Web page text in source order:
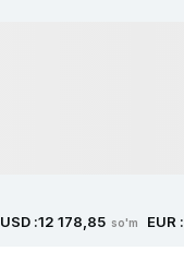
USD :12 178,85 so'm EUR :